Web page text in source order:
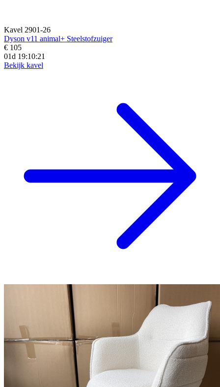
Kavel 2901-26
Dyson v11 animal+ Steelstofzuiger
€ 105
01d 19:10:19
Bekijk kavel